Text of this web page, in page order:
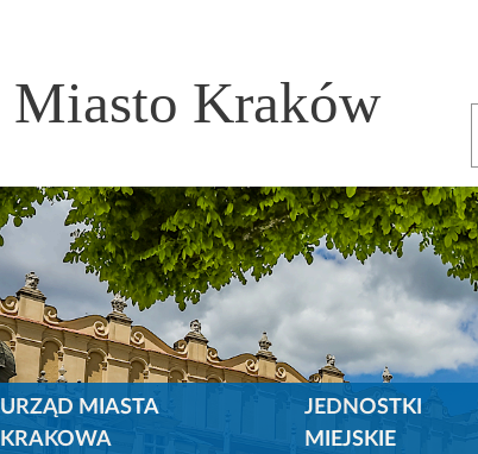
Miasto Kraków
URZĄD MIASTA
KRAKOWA
JEDNOSTKI
MIEJSKIE